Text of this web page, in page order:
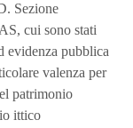
Sezione
cui sono stati
evidenza pubblica
valenza per
patrimonio
ittico